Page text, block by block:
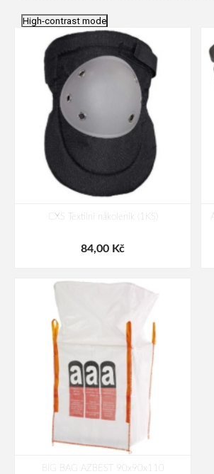
High-contrast mode
CXS Textilní nákoleník (1KS)
84,00 Kč
BIG BAG AZBEST 90x90x110